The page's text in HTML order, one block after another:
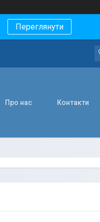
Переглянути
Про нас Контакти